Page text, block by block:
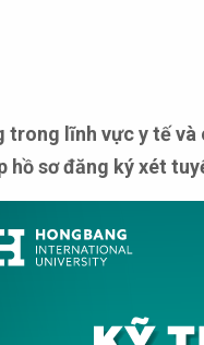
lĩnh vực y tế
sơ đăng ký xét